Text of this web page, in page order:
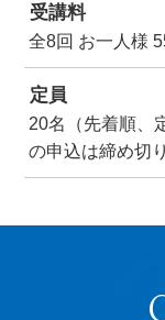
受講料
全8回 お一人様
定員
20名（先着順、
の申込は締め切